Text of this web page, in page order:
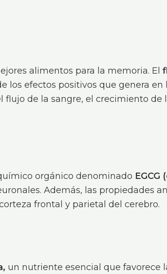
alimentos para la memoria. El
los efectos positivos que genera
de la sangre, el crecimiento de
orgánico denominado
Además, las propiedades
frontal y parietal del cerebro.
un nutriente esencial que favorece